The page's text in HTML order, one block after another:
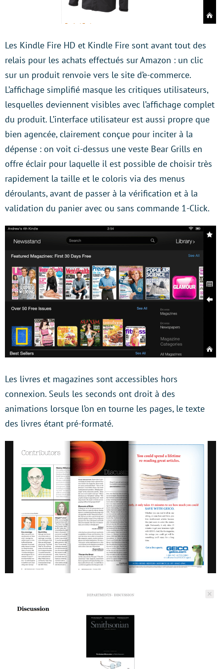
Les Kindle Fire HD et Kindle Fire sont avant tout des
relais pour les achats effectués sur Amazon : un clic
sur un produit renvoie vers le site d’e-commerce.
L’affichage simplifié masque les critiques utilisateurs,
lesquelles deviennent visibles avec l’affichage complet
du produit. L’interface utilisateur est aussi propre que
bien agencée, clairement conçue pour inciter à la
dépense : on voit ci-dessus une veste Bear Grills en
offre éclair pour laquelle il est possible de choisir très
rapidement la taille et le coloris via des menus
déroulants, avant de passer à la vérification et à la
validation du panier avec ou sans commande 1-Click.
Les livres et magazines sont accessibles hors
connexion. Seuls les seconds ont droit à des
animations lorsque l’on en tourne les pages, le texte
des livres étant pré-formaté.